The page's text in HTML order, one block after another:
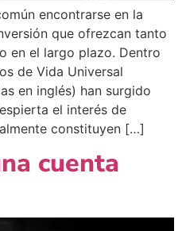
encontrarse en la
que ofrezcan tanto
en el largo plazo. Dentro
de Vida Universal
en inglés) han surgido
el interés de
constituyen […]
cuenta